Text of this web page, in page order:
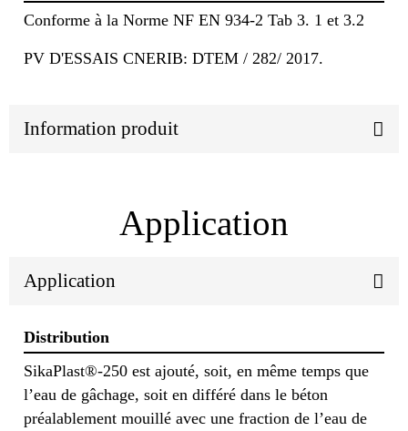
Conforme à la Norme NF EN 934-2 Tab 3. 1 et 3.2
PV D'ESSAIS CNERIB: DTEM / 282/ 2017.
Information produit
Application
Application
Distribution
SikaPlast®-250 est ajouté, soit, en même temps que
l’eau de gâchage, soit en différé dans le béton
préalablement mouillé avec une fraction de l’eau de